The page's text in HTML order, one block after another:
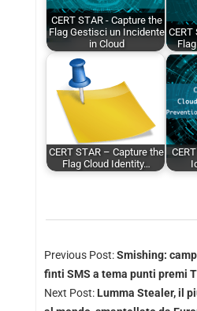
CERT STAR - Capture the
Flag Gestisci un Incidente
in Cloud
CERT STAR – Capture the
Flag Cloud Identity…
Previous Post:Smishing:
finti SMS a tema punti premi
Next Post: Lumma Stealer, il